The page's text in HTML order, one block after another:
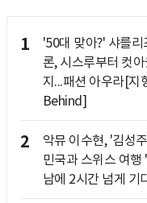
1
'50대 맞아?' 샤를리
론, 시스루부터 컷
지...패션 아우라[지
Behind]
2
악뮤 이수현, '김성
민국과 스위스 여행
남에 2시간 넘게 기